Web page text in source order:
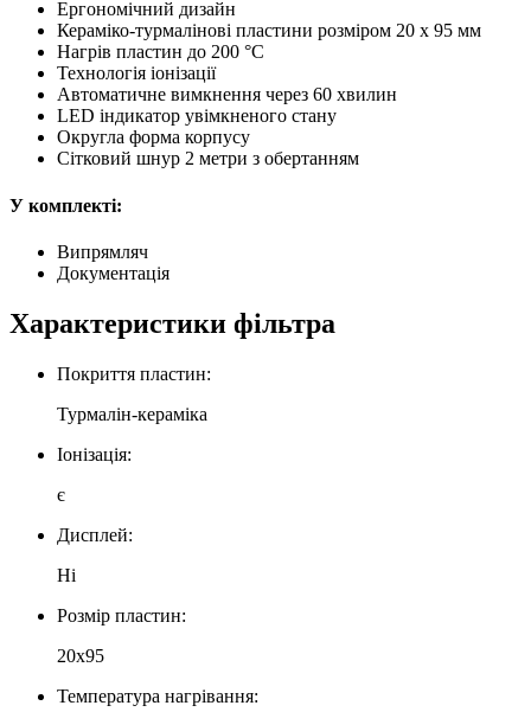
Ергономічний дизайн
Кераміко-турмалінові пластини розміром 20 x 95 мм
Нагрів пластин до 200 °C
Технологія іонізації
Автоматичне вимкнення через 60 хвилин
LED індикатор увімкненого стану
Округла форма корпусу
Сітковий шнур 2 метри з обертанням
У комплекті:
Випрямляч
Документація
Характеристики фільтра
Покриття пластин:
Турмалін-кераміка
Іонізація:
є
Дисплей:
Ні
Розмір пластин:
20x95
Температура нагрівання: